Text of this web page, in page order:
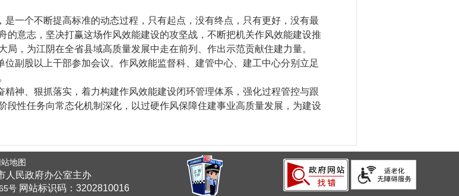
一个不断提高标准的动态过程，只有起点，没有终点，只有更好，没有最
的意志，坚决打赢这场作风效能建设的攻坚战，不断把机关作风效能建设推
，为江阴在全省县域高质量发展中走在前列、作出示范贡献住建力量。
副股以上干部参加会议。作风效能监督科、建管中心、建工中心分别立足
神、狠抓落实，着力构建作风效能建设闭环管理体系，强化过程管控与跟
段性任务向常态化机制深化，以过硬作风保障住建事业高质量发展，为建设
站地图
人民政府办公室主办
号网站标识码：3202810016